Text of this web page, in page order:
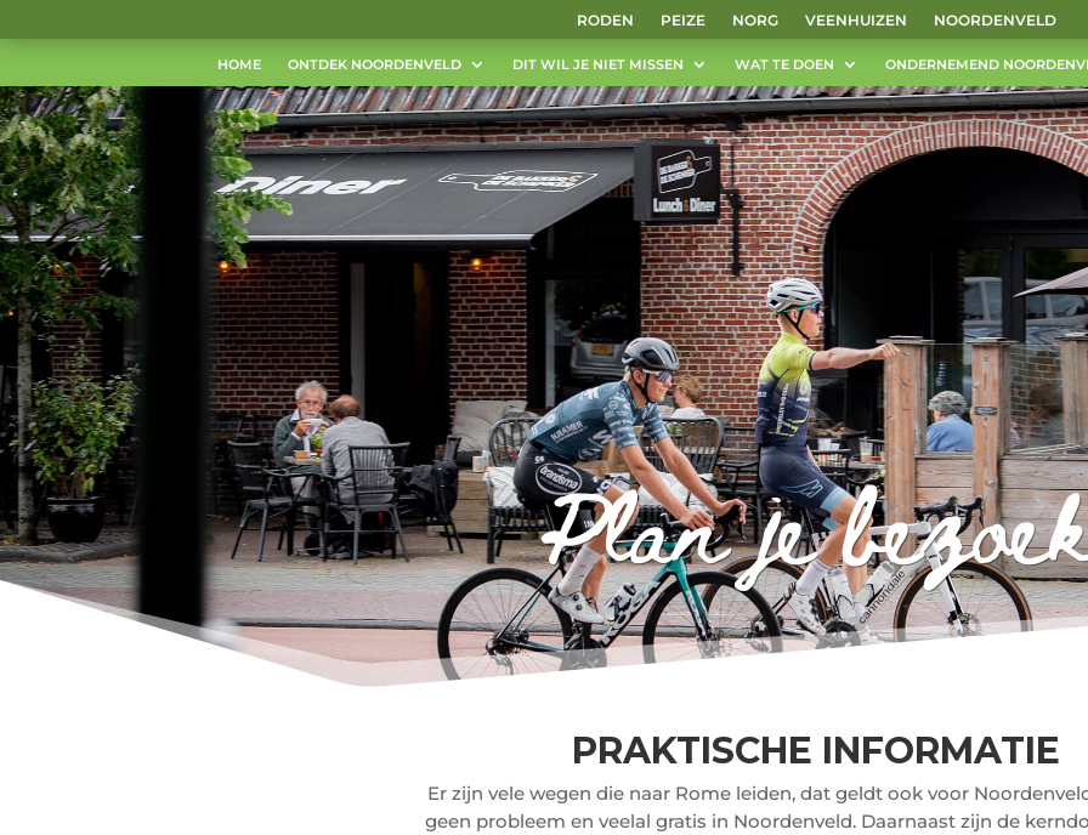
RODEN PEIZE NORG VEENHUIZEN NOORDENVELD
HOME ONTDEK NOORDENVELD DIT WIL JE NIET MISSEN WAT TE DOEN ONDERNEMEND
Plan je
PRAKTISCHE INFORMATIE
Er zijn vele wegen die naar Rome leiden, dat geldt ook voor
geen probleem en veelal gratis in Noordenveld. Daarnaast zijn de